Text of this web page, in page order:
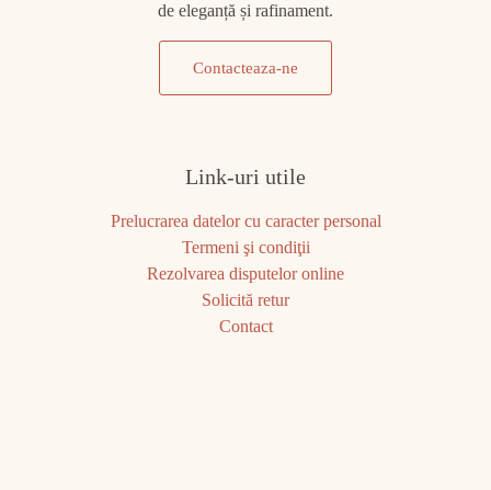
de eleganță și rafinament.
Contacteaza-ne
Link-uri utile
Prelucrarea datelor cu caracter personal
Termeni şi condiţii
Rezolvarea disputelor online
Solicită retur
Contact